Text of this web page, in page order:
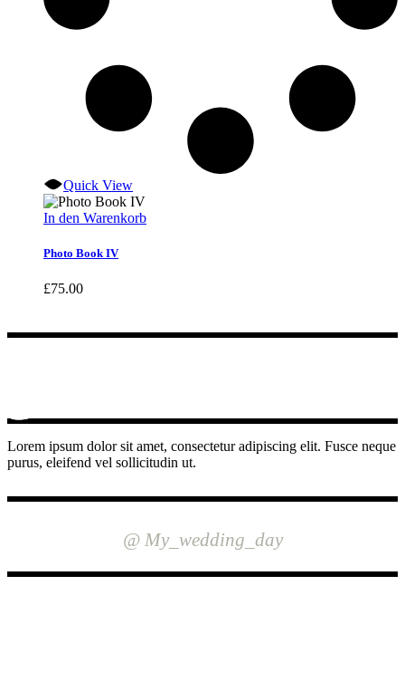
Quick View
In den Warenkorb
Photo Book IV
£75.00
Lorem ipsum dolor sit amet, consectetur adipiscing elit. Fusce neque
purus, eleifend vel sollicitudin ut.
@ My_wedding_day